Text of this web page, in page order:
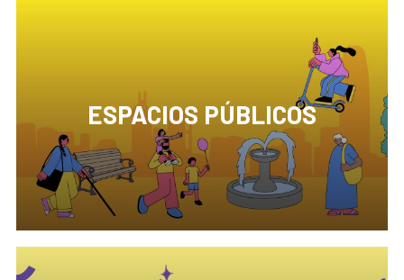
ESPACIOS PÚBLICOS
Los espacios públicos son un componente
fundamental para la vida en comunidad y el
ejercicio de la ciudadanía. Como lugares de
encuentro, interacción social, diversidad y
expresión, estos constituyen terreno fértil donde
cultivar sociedades más inclusivas, democráticas y
saludables.